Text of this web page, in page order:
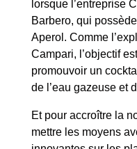
lorsque l’entreprise
Barbero, qui
Aperol. Comme
Campari, l’objectif
promouvoir un
de l’eau gazeuse et
Et pour accroître la
mettre les moyens